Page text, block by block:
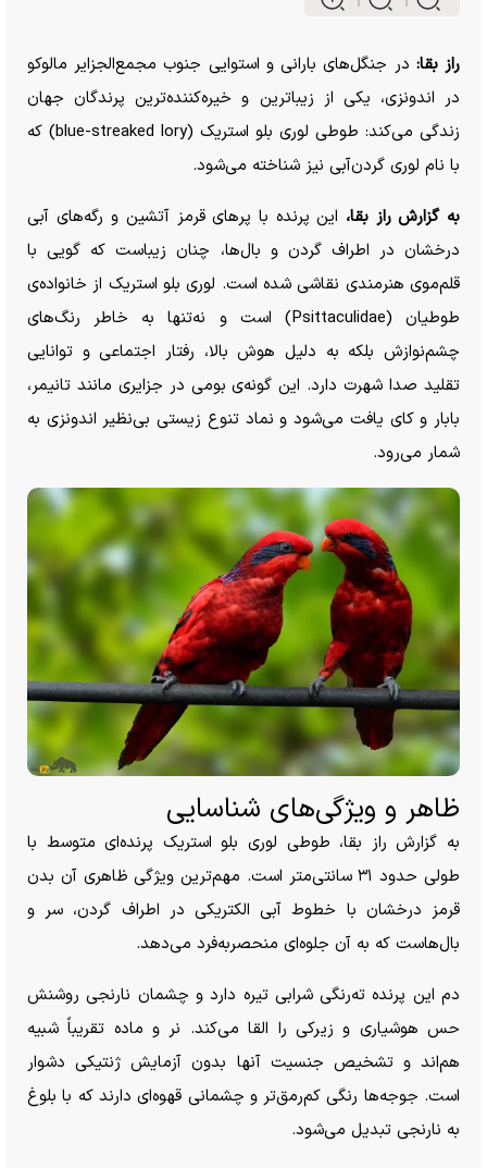
راز بقا: در جنگل‌های بارانی و استوایی جنوب مجمع‌الجزایر مالوکو
در اندونزی، یکی از زیباترین و خیره‌کننده‌ترین پرندگان جهان
زندگی می‌کند: طوطی لوری بلو استریک (blue-streaked lory) که
با نام لوری گردن‌آبی نیز شناخته می‌شود.
به گزارش راز بقا، این پرنده با پر‌های قرمز آتشین و رگه‌های آبی
درخشان در اطراف گردن و بال‌ها، چنان زیباست که گویی با
قلم‌موی هنرمندی نقاشی شده است. لوری بلو استریک از خانواده‌ی
طوطیان (Psittaculidae) است و نه‌تنها به خاطر رنگ‌های
چشم‌نوازش بلکه به دلیل هوش بالا، رفتار اجتماعی و توانایی
تقلید صدا شهرت دارد. این گونه‌ی بومی در جزایری مانند تانیمر،
بابار و کای یافت می‌شود و نماد تنوع زیستی بی‌نظیر اندونزی به
شمار می‌رود.
ظاهر و ویژگی‌های شناسایی
به گزارش راز بقا، طوطی لوری بلو استریک پرنده‌ای متوسط با
طولی حدود ۳۱ سانتی‌متر است. مهم‌ترین ویژگی ظاهری آن بدن
قرمز درخشان با خطوط آبی الکتریکی در اطراف گردن، سر و
بال‌هاست که به آن جلوه‌ای منحصر‌به‌فرد می‌دهد.
دم این پرنده ته‌رنگی شرابی تیره دارد و چشمان نارنجی روشنش
حس هوشیاری و زیرکی را القا می‌کند. نر و ماده تقریباً شبیه
هم‌اند و تشخیص جنسیت آنها بدون آزمایش ژنتیکی دشوار
است. جوجه‌ها رنگی کم‌رمق‌تر و چشمانی قهوه‌ای دارند که با بلوغ
به نارنجی تبدیل می‌شود.